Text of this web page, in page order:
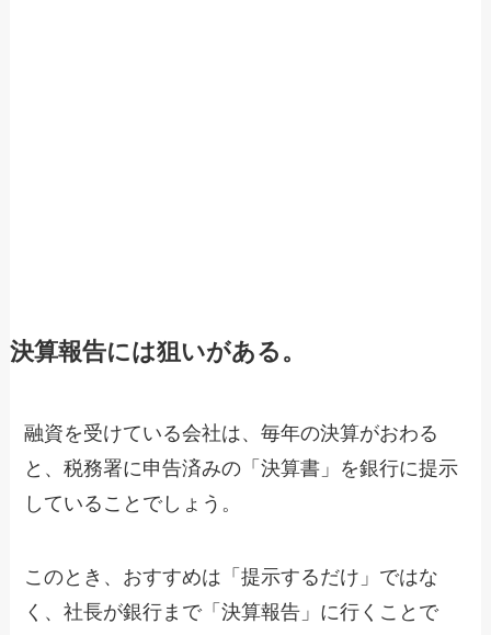
決算報告には狙いがある。
融資を受けている会社は、毎年の決算がおわる
と、税務署に申告済みの「決算書」を銀行に提示
していることでしょう。
このとき、おすすめは「提示するだけ」ではな
く、社長が銀行まで「決算報告」に行くことで